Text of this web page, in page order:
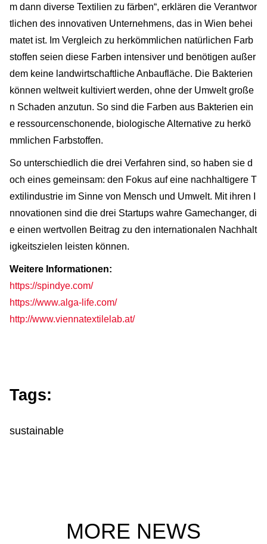
m dann diverse Textilien zu färben“, erklären die Verantwor
tlichen des innovativen Unternehmens, das in Wien behei
matet ist. Im Vergleich zu herkömmlichen natürlichen Farb
stoffen seien diese Farben intensiver und benötigen außer
dem keine landwirtschaftliche Anbaufläche. Die Bakterien
können weltweit kultiviert werden, ohne der Umwelt große
n Schaden anzutun. So sind die Farben aus Bakterien ein
e ressourcenschonende, biologische Alternative zu herkö
mmlichen Farbstoffen.
So unterschiedlich die drei Verfahren sind, so haben sie d
och eines gemeinsam: den Fokus auf eine nachhaltigere T
extilindustrie im Sinne von Mensch und Umwelt. Mit ihren I
nnovationen sind die drei Startups wahre Gamechanger, di
e einen wertvollen Beitrag zu den internationalen Nachhalt
igkeitszielen leisten können.
Weitere Informationen:
https://spindye.com/
https://www.alga-life.com/
http://www.viennatextilelab.at/
Tags:
sustainable
MORE NEWS